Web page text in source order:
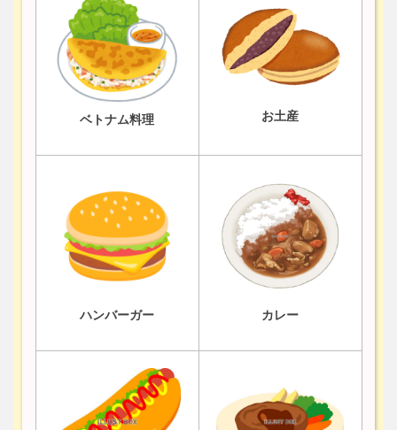
ベトナム料理 お土産
ハンバーガー カレー